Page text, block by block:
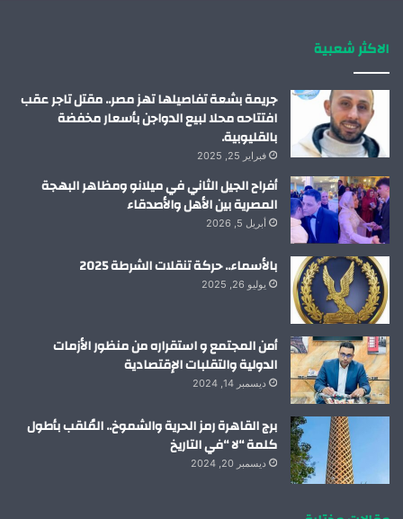
الاكثر شعبية
جريمة بشعة تفاصيلها تهز مصر.. مقتل تاجر عقب
افتتاحه محلا لبيع الدواجن بأسعار مخفضة
بالقليوبية.
فبراير 25, 2025
أفراح الجيل الثاني في ميلانو ومظاهر البهجة
المصرية بين الأهل والأصدقاء
أبريل 5, 2026
بالأسماء.. حركة تنقلات الشرطة 2025
يوليو 26, 2025
أمن المجتمع و استقراره من منظور الأزمات
الدولية والتقلبات الإقتصادية
ديسمبر 14, 2024
برج القاهرة رمز الحرية والشموخ.. المُلقب بأطول
كلمة “لا “في التاريخ
ديسمبر 20, 2024